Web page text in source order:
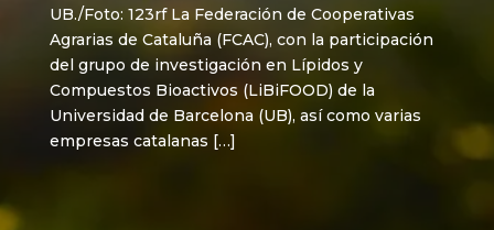
UB./Foto: 123rf La Federación de Cooperativas
Agrarias de Cataluña (FCAC), con la participación
del grupo de investigación en Lípidos y
Compuestos Bioactivos (LiBiFOOD) de la
Universidad de Barcelona (UB), así como varias
empresas catalanas […]